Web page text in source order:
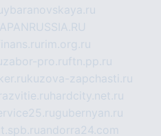
ybaranovskaya.ru
rim.org.ru
zabor-pro.ruftn.pp.ru
kuzova-zapchasti.ru
hardcity.net.ru
gubernyan.ru
andorra24.com